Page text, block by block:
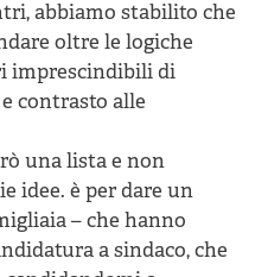
abbiamo stabilito che
oltre le logiche
imprescindibili di
contrasto alle
una lista e non
idee. è per dare un
– che hanno
a sindaco, che